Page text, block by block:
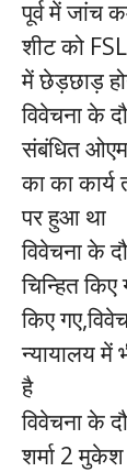
पूर्व में जांच
शीट को
में छेड़छाड़
विवेचना के
संबंधित
का का
पर हुआ था
विवेचना के
चिन्हित
किए
न्यायालय में
है
विवेचना के
शर्मा 2 मुकेश